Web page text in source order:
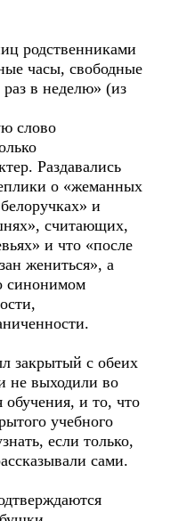
родственниками
часы, свободные
раз в неделю» (из
слово
Раздавались
о «жеманных
и
считающих,
и что «после
жениться», а
синонимом
закрытый с обеих
не выходили во
и то, что
учебного
если только,
сами.